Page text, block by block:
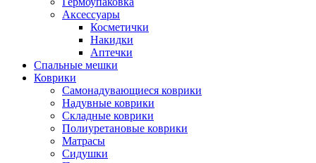
Аксессуары
Косметички
Накидки
Аптечки
Спальные мешки
Коврики
Самонадувающиеся коврики
Надувные коврики
Складные коврики
Полиуретановые коврики
Матрасы
Сидушки